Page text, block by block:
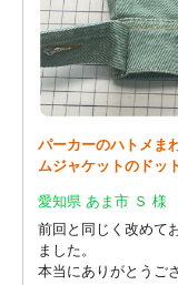
パーカーのハトメま
ムジャケットのドッ
愛知県 あま市 Ｓ 様
前回と同じく改めて
ました。
本当にありがとうご